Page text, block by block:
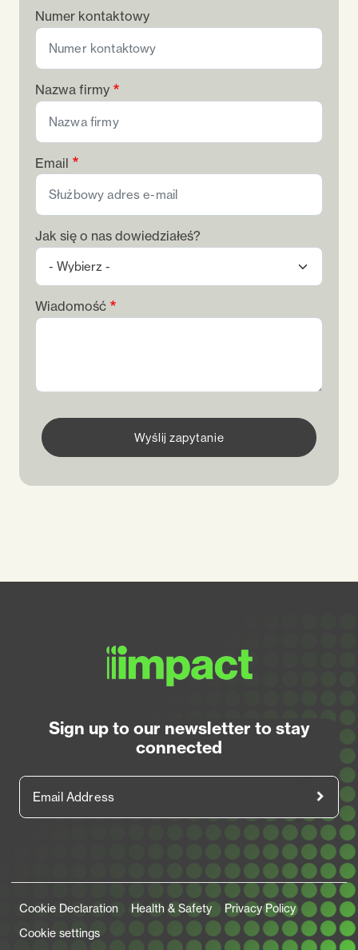
Numer kontaktowy
Nazwa firmy
Email
Jak się o nas dowiedziałeś?
Wiadomość
Wyślij zapytanie
Sign up to our newsletter to stay
connected
Legal Links
Cookie Declaration Health & Safety
Privacy Policy
Cookie settings